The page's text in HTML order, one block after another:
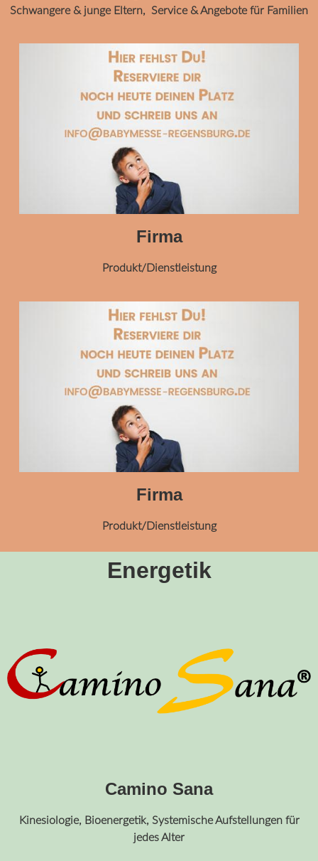
Schwangere & junge Eltern, Service & Angebote für Familien
Firma
Produkt/Dienstleistung
Firma
Produkt/Dienstleistung
Energetik
Camino Sana
Kinesiologie, Bioenergetik, Systemische Aufstellungen für
jedes Alter